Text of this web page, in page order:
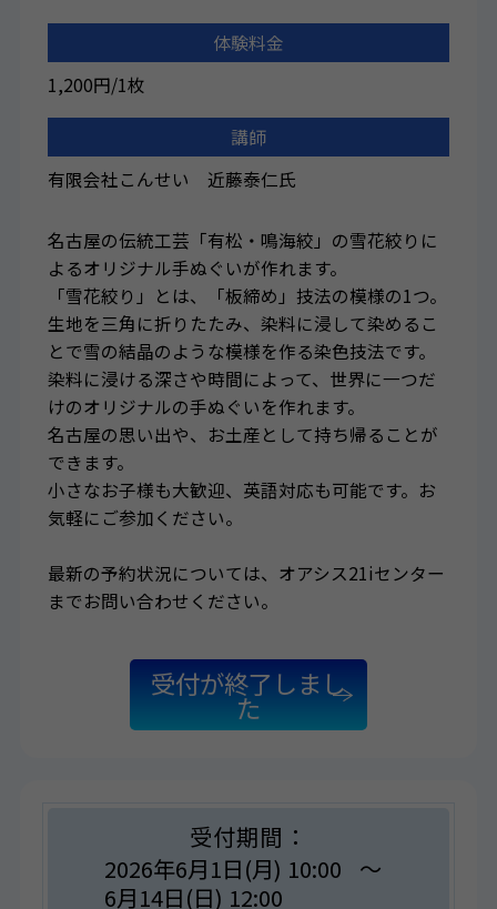
体験料金
1,200円/1枚
講師
有限会社こんせい 近藤泰仁氏
名古屋の伝統工芸「有松・鳴海絞」の雪花絞りに
よるオリジナル手ぬぐいが作れます。
「雪花絞り」とは、「板締め」技法の模様の1つ。
生地を三角に折りたたみ、染料に浸して染めるこ
とで雪の結晶のような模様を作る染色技法です。
染料に浸ける深さや時間によって、世界に一つだ
けのオリジナルの手ぬぐいを作れます。
名古屋の思い出や、お土産として持ち帰ることが
できます。
小さなお子様も大歓迎、英語対応も可能です。お
気軽にご参加ください。
最新の予約状況については、オアシス21iセンター
までお問い合わせください。
受付が終了しまし
た
受付期間：
2026年6月1日(月) 10:00
～
6月14日(日) 12:00